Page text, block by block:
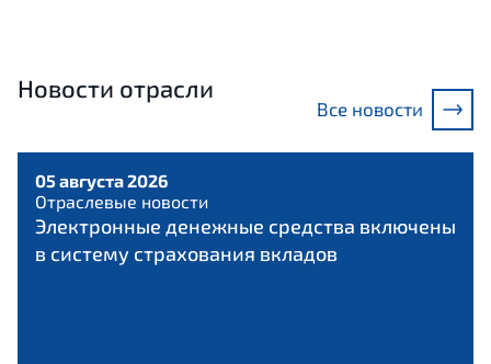
Новости отрасли
Все новости
05 августа 2026
Отраслевые новости
Электронные денежные средства включены
в систему страхования вкладов